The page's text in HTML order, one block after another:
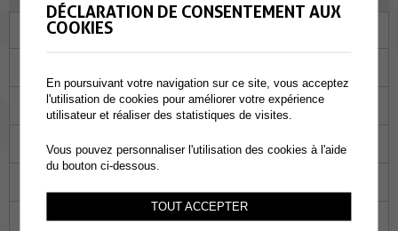
Ma
05 06 07 08 09
14 15 16
26 27 28 29 30
DÉCLARATION DE CONSENTEMENT AUX
COOKIES
En poursuivant votre navigation sur ce site, vous acceptez
l'utilisation de cookies pour améliorer votre expérience
utilisateur et réaliser des statistiques de visites.
Vous pouvez personnaliser l'utilisation des cookies à l'aide
du bouton ci-dessous.
TOUT ACCEPTER